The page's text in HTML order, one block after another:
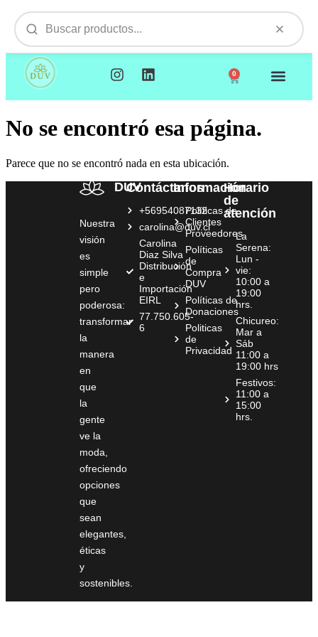
0
No se encontró esa página.
Parece que no se encontró nada en esta ubicación.
DUV
Nuestra
visión
es
simple
pero
poderosa:
transformar
la
manera
en
que
la
gente
ve la
moda,
ofreciendo
opciones
que
sean
elegantes,
éticas
y
sostenibles.
Contáctanos
+56954087132
carolina@duv.cl
Carolina
Diaz Silva
Distribución
e
Importación
EIRL
77.750.605-
6
Información
Políticas de
Clientes
Proveedores
Políticas
de
Compra
DUV
Políticas de
Donaciones
Politicas
de
Privacidad
Horario
de
atención
La
Serena:
Lun -
vie:
10:00 a
19:00
hrs.
Chicureo:
Mar a
Sáb
11:00 a
19:00 hrs
Festivos:
11:00 a
15:00
hrs.